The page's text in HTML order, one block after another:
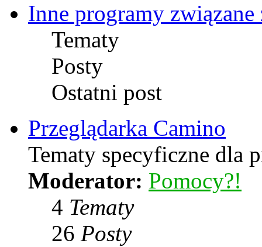
Inne programy
Tematy
Posty
Ostatni post
Przeglądarka Camino
Tematy specyficzne dla
Moderator: Pomocy?!
4 Tematy
26 Posty